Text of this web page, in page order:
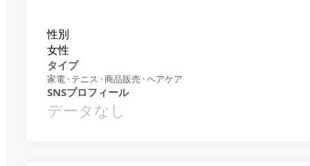
性別
女性
タイプ
家電 · テニス · 商品販売 · ヘアケア
SNSプロフィール
データなし